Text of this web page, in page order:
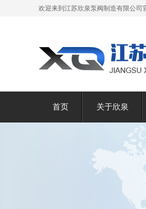
欢迎来到江苏欣泉泵阀制造有限公司
首页 关于欣泉